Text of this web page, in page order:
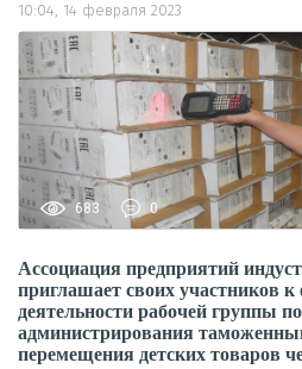
10:04, 14 февраля 2023
683 0
Ассоциация предприятий
приглашает своих участников
деятельности рабочей группы
администрирования
перемещения детских товаров